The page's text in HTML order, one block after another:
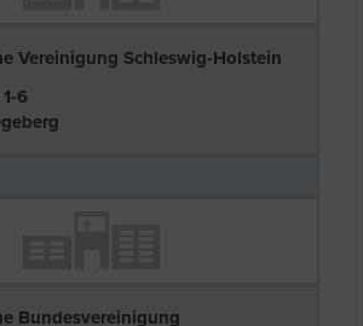
Vereinigung Schleswig-Holstein
6
Bundesvereinigung